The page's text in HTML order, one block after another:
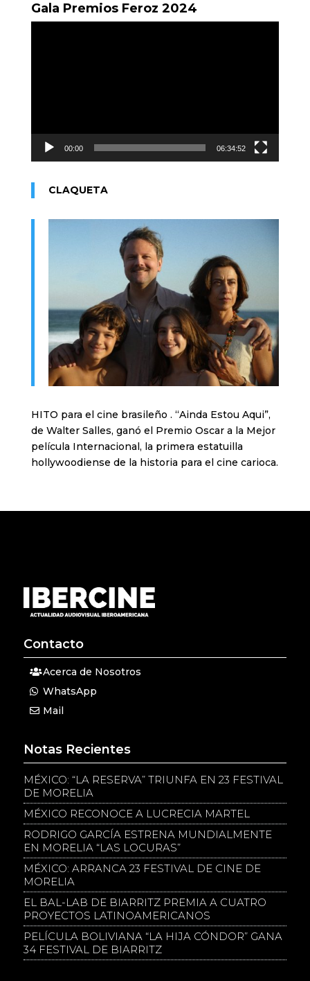
Gala Premios Feroz 2024
00:00 06:34:52
CLAQUETA
HITO para el cine brasileño . “Ainda Estou Aqui”,
de Walter Salles, ganó el Premio Oscar a la Mejor
película Internacional, la primera estatuilla
hollywoodiense de la historia para el cine carioca.
Contacto
Acerca de Nosotros
WhatsApp
Mail
Notas Recientes
MÉXICO: “LA RESERVA” TRIUNFA EN 23 FESTIVAL
DE MORELIA
MÉXICO RECONOCE A LUCRECIA MARTEL
RODRIGO GARCÍA ESTRENA MUNDIALMENTE
EN MORELIA “LAS LOCURAS”
MÉXICO: ARRANCA 23 FESTIVAL DE CINE DE
MORELIA
EL BAL-LAB DE BIARRITZ PREMIA A CUATRO
PROYECTOS LATINOAMERICANOS
PELÍCULA BOLIVIANA “LA HIJA CÓNDOR” GANA
34 FESTIVAL DE BIARRITZ